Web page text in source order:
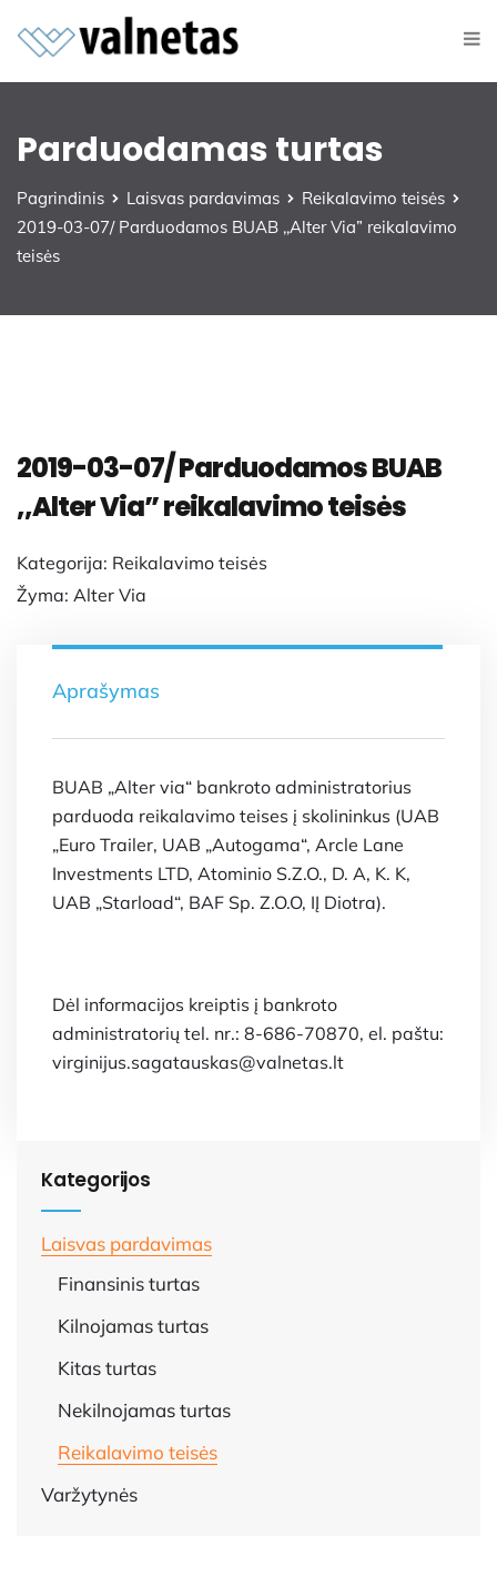
Parduodamas turtas
Pagrindinis Laisvas pardavimas
Reikalavimo teisės
2019-03-07/ Parduodamos BUAB ,,Alter Via” reikalavimo
teisės
2019-03-07/ Parduodamos BUAB
,,Alter Via” reikalavimo teisės
Kategorija: Reikalavimo teisės
Žyma: Alter Via
Aprašymas
BUAB „Alter via“ bankroto administratorius
parduoda reikalavimo teises į skolininkus (UAB
„Euro Trailer, UAB „Autogama“, Arcle Lane
Investments LTD, Atominio S.Z.O., D. A, K. K,
UAB „Starload“, BAF Sp. Z.O.O, IĮ Diotra).
Dėl informacijos kreiptis į bankroto
administratorių tel. nr.: 8-686-70870, el. paštu:
virginijus.sagatauskas@valnetas.lt
Kategorijos
Laisvas pardavimas
Finansinis turtas
Kilnojamas turtas
Kitas turtas
Nekilnojamas turtas
Reikalavimo teisės
Varžytynės